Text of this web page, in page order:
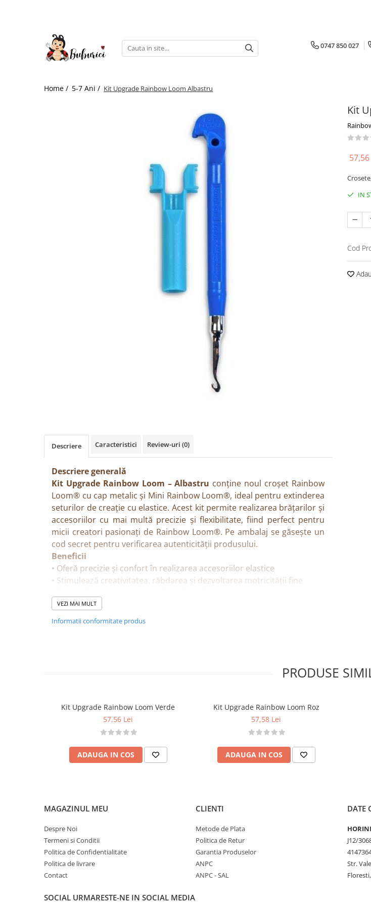
Construcții
0747 850 027
Home / 5-7 Ani / Kit Upgrade Rainbow Loom Albastru
Kit
IN
Cod
Descriere Caracteristici Review-uri (0)
Descriere generală
Kit Upgrade Rainbow Loom – Albastru conține noul croșet Rainbow
Loom® cu cap metalic și Mini Rainbow Loom®, ideal pentru extinderea
seturilor de creație cu elastice. Acest kit permite realizarea brățarilor și
accesoriilor cu mai multă precizie și flexibilitate, fiind perfect pentru
micii creatori pasionați de Rainbow Loom®. Pe ambalaj se găsește un
cod secret pentru verificarea autenticității produsului.
Beneficii
• Oferă precizie și confort în realizarea accesoriilor elastice
• Stimulează creativitatea, răbdarea și dezvoltarea motricității fine
• Produs original Rainbow Loom®, verificabil prin cod unic
Caracteristici
• Instrucțiuni suplimentare disponibile online
• Vârstă recomandată: 4+ ani
• Croșetul are vârf ascuțit
• Nu este recomandat copiilor sub 4 ani
• Utilizare sub supravegherea unui adult
VEZI MAI MULT
Informatii conformitate produs
PRODUSE
Kit Upgrade Rainbow Loom Verde
57,56 Lei
ADAUGA IN COS
Kit Upgrade Rainbow Loom Roz
57,58 Lei
ADAUGA IN COS
MAGAZINUL MEU
Despre Noi
Termeni si Conditii
Politica de Confidentialitate
Politica de livrare
Contact
CLIENTI
Metode de Plata
Politica de Retur
Garantia Produselor
ANPC
ANPC - SAL
DATE
J12/
Str.
SOCIAL URMARESTE-NE IN SOCIAL MEDIA